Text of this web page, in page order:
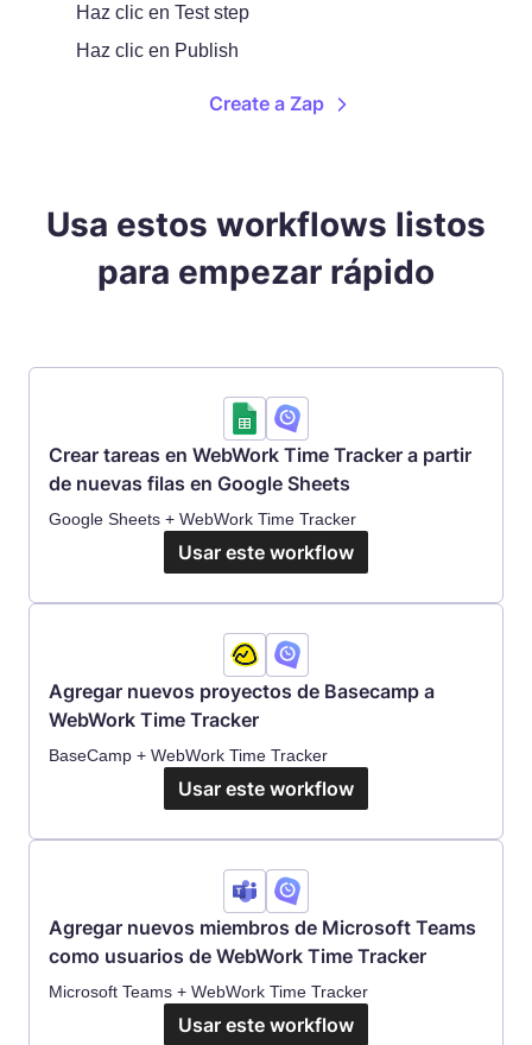
Haz clic en Test step
Haz clic en Publish
Create a Zap
Usa estos workflows listos
para empezar rápido
Crear tareas en WebWork Time Tracker a partir
de nuevas filas en Google Sheets
Google Sheets + WebWork Time Tracker
Usar este workflow
Agregar nuevos proyectos de Basecamp a
WebWork Time Tracker
BaseCamp + WebWork Time Tracker
Usar este workflow
Agregar nuevos miembros de Microsoft Teams
como usuarios de WebWork Time Tracker
Microsoft Teams + WebWork Time Tracker
Usar este workflow